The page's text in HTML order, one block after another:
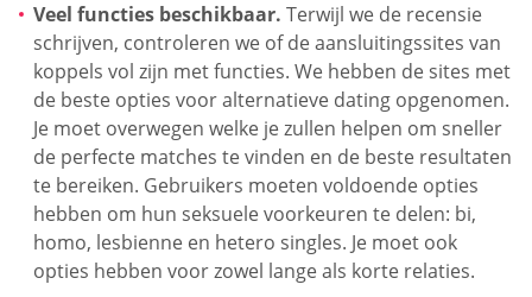
Veel functies beschikbaar. Terwijl we de recensie
schrijven, controleren we of de aansluitingssites van
koppels vol zijn met functies. We hebben de sites met
de beste opties voor alternatieve dating opgenomen.
Je moet overwegen welke je zullen helpen om sneller
de perfecte matches te vinden en de beste resultaten
te bereiken. Gebruikers moeten voldoende opties
hebben om hun seksuele voorkeuren te delen: bi,
homo, lesbienne en hetero singles. Je moet ook
opties hebben voor zowel lange als korte relaties.